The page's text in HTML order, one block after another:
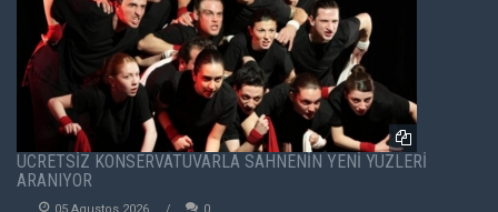
ÜCRETSİZ KONSERVATUVARLA SAHNENİN YENİ YÜZLERİ
ARANIYOR